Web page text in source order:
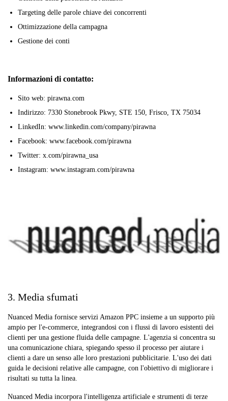
Targeting delle parole chiave dei concorrenti
Ottimizzazione della campagna
Gestione dei conti
Informazioni di contatto:
Sito web: pirawna.com
Indirizzo: 7330 Stonebrook Pkwy, STE 150, Frisco, TX 75034
LinkedIn: www.linkedin.com/company/pirawna
Facebook: www.facebook.com/pirawna
Twitter: x.com/pirawna_usa
Instagram: www.instagram.com/pirawna
3. Media sfumati
Nuanced Media fornisce servizi Amazon PPC insieme a un supporto più
ampio per l'e-commerce, integrandosi con i flussi di lavoro esistenti dei
clienti per una gestione fluida delle campagne. L'agenzia si concentra su
una comunicazione chiara, spiegando spesso il processo per aiutare i
clienti a dare un senso alle loro prestazioni pubblicitarie. L'uso dei dati
guida le decisioni relative alle campagne, con l'obiettivo di migliorare i
risultati su tutta la linea.
Nuanced Media incorpora l'intelligenza artificiale e strumenti di terze